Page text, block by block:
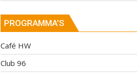
PROGRAMMA’S
Café HW
Club 96